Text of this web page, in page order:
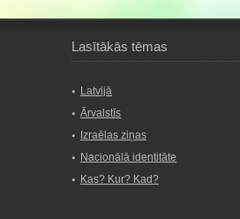
Lasītākās tēmas
Latvijā
Ārvalstīs
Izraēlas ziņas
Nacionālā identitāte
Kas? Kur? Kad?